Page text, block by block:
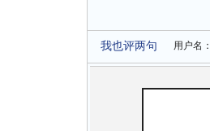
我也评两句 用户名：